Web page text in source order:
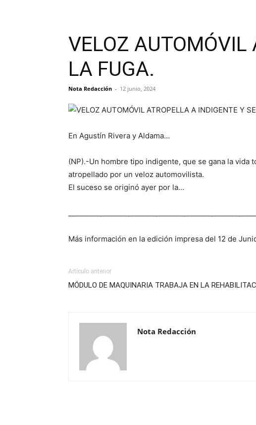
VELOZ AUTOMÓVIL
LA FUGA.
Nota Redacción - 12 junio, 2024
En Agustín Rivera y Aldama…
(NP).-Un hombre tipo indigente, que se gana la vida
atropellado por un veloz automovilista.
El suceso se originó ayer por la…
Más información en la edición impresa del 12 de
Artículo anterior
MÓDULO DE MAQUINARIA TRABAJA EN LA
Nota Redacción